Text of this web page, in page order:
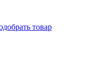
товар